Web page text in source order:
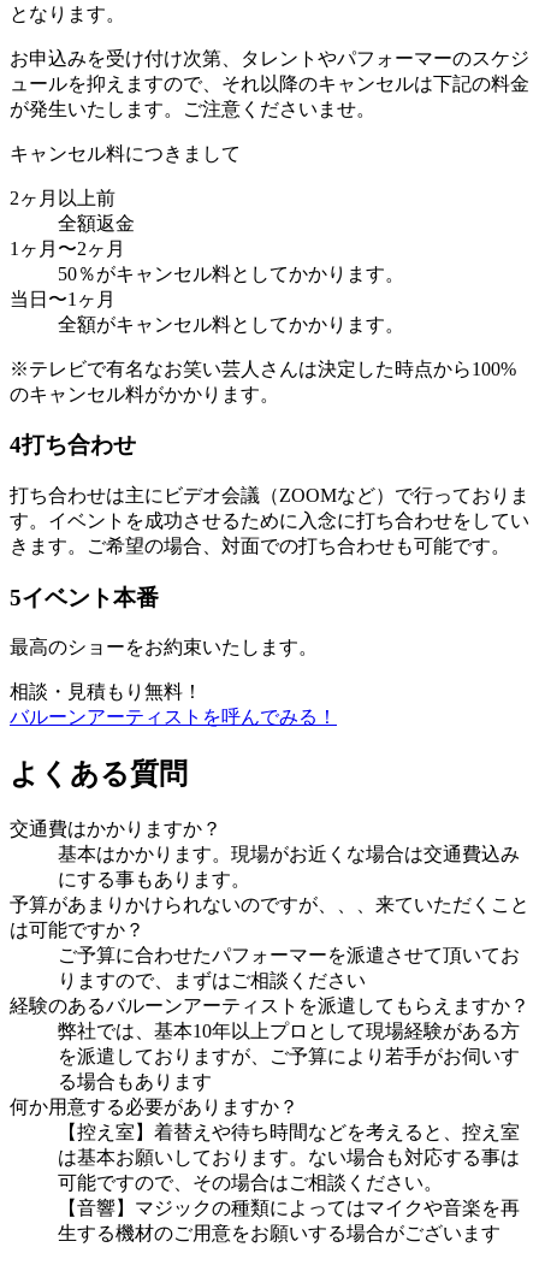
となります。
お申込みを受け付け次第、タレントやパフォーマーのスケジ
ュールを抑えますので、それ以降のキャンセルは下記の料金
が発生いたします。ご注意くださいませ。
キャンセル料につきまして
2ヶ月以上前
全額返金
1ヶ月〜2ヶ月
50％がキャンセル料としてかかります。
当日〜1ヶ月
全額がキャンセル料としてかかります。
※テレビで有名なお笑い芸人さんは決定した時点から100%
のキャンセル料がかかります。
4打ち合わせ
打ち合わせは主にビデオ会議（ZOOMなど）で行っておりま
す。イベントを成功させるために入念に打ち合わせをしてい
きます。ご希望の場合、対面での打ち合わせも可能です。
5イベント本番
最高のショーをお約束いたします。
相談・見積もり無料！
バルーンアーティストを呼んでみる！
よくある質問
交通費はかかりますか？
基本はかかります。現場がお近くな場合は交通費込み
にする事もあります。
予算があまりかけられないのですが、、、来ていただくこと
は可能ですか？
ご予算に合わせたパフォーマーを派遣させて頂いてお
りますので、まずはご相談ください
経験のあるバルーンアーティストを派遣してもらえますか？
弊社では、基本10年以上プロとして現場経験がある方
を派遣しておりますが、ご予算により若手がお伺いす
る場合もあります
何か用意する必要がありますか？
【控え室】着替えや待ち時間などを考えると、控え室
は基本お願いしております。ない場合も対応する事は
可能ですので、その場合はご相談ください。
【音響】マジックの種類によってはマイクや音楽を再
生する機材のご用意をお願いする場合がございます